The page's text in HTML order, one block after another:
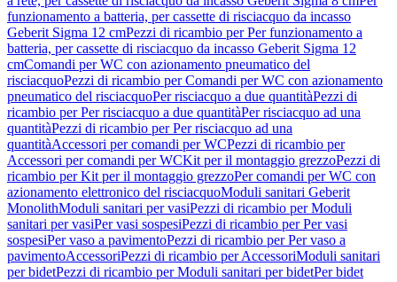
funzionamento a batteria, per cassette di risciacquo da incasso
Geberit Sigma 12 cmPezzi di ricambio per Per funzionamento a
batteria, per cassette di risciacquo da incasso Geberit Sigma 12
cmComandi per WC con azionamento pneumatico del
risciacquoPezzi di ricambio per Comandi per WC con azionamento
pneumatico del risciacquoPer risciacquo a due quantitàPezzi di
ricambio per Per risciacquo a due quantitàPer risciacquo ad una
quantitàPezzi di ricambio per Per risciacquo ad una
quantitàAccessori per comandi per WCPezzi di ricambio per
Accessori per comandi per WCKit per il montaggio grezzoPezzi di
ricambio per Kit per il montaggio grezzoPer comandi per WC con
azionamento elettronico del risciacquoModuli sanitari Geberit
MonolithModuli sanitari per vasiPezzi di ricambio per Moduli
sanitari per vasiPer vasi sospesiPezzi di ricambio per Per vasi
sospesiPer vaso a pavimentoPezzi di ricambio per Per vaso a
pavimentoAccessoriPezzi di ricambio per AccessoriModuli sanitari
per bidetPezzi di ricambio per Moduli sanitari per bidetPer bidet